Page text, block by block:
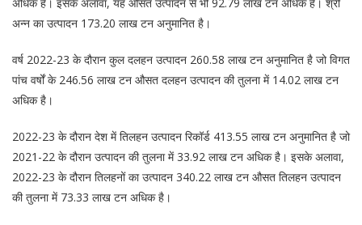
अन्न का उत्पादन 173.20 लाख टन अनुमानित है।
वर्ष 2022-23 के दौरान कुल दलहन उत्‍पादन 260.58 लाख टन अनुमानित है जो विगत
पांच वर्षों के 246.56 लाख टन औसत दलहन उत्‍पादन की तुलना में 14.02 लाख टन
अधिक है।
2022-23 के दौरान देश में तिलहन उत्‍पादन रिकॉर्ड 413.55 लाख टन अनुमानित है जो
2021-22 के दौरान उत्‍पादन की तुलना में 33.92 लाख टन अधिक है। इसके अलावा,
2022-23 के दौरान तिलहनों का उत्पादन 340.22 लाख टन औसत तिलहन उत्‍पादन
की तुलना में 73.33 लाख टन अधिक है।